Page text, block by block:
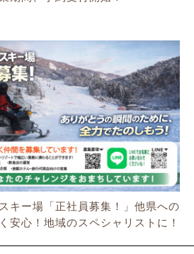
キー場「正社員募集！」他県への
安心！地域のスペシャリストに！